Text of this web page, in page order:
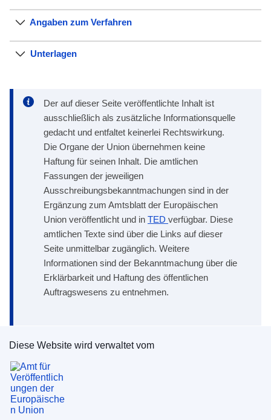
Angaben zum Verfahren
Unterlagen
Der auf dieser Seite veröffentlichte Inhalt ist
ausschließlich als zusätzliche Informationsquelle
gedacht und entfaltet keinerlei Rechtswirkung.
Die Organe der Union übernehmen keine
Haftung für seinen Inhalt. Die amtlichen
Fassungen der jeweiligen
Ausschreibungsbekanntmachungen sind in der
Ergänzung zum Amtsblatt der Europäischen
Union veröffentlicht und in TED verfügbar. Diese
amtlichen Texte sind über die Links auf dieser
Seite unmittelbar zugänglich. Weitere
Informationen sind der Bekanntmachung über die
Erklärbarkeit und Haftung des öffentlichen
Auftragswesens zu entnehmen.
Amt für Veröffentlichungen der Europäischen
Diese Website wird verwaltet vom